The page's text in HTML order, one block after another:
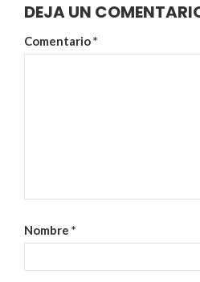
DEJA UN
Comentario*
Nombre *